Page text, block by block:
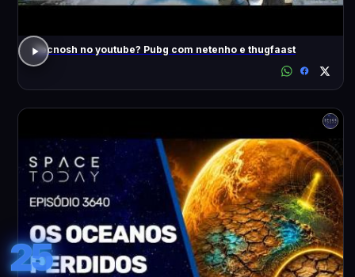
Tecnosh no youtube? Pubg com netenho e thugfaast
25